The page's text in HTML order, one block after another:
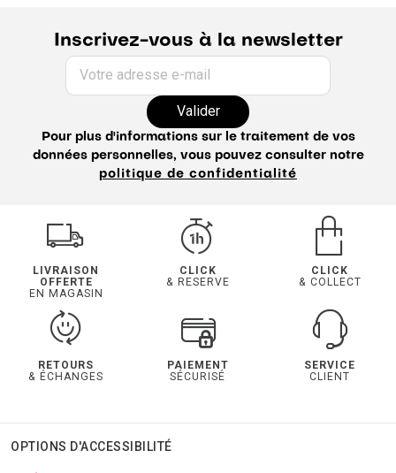
Inscrivez-vous à la newsletter
Votre adresse e-mail
Valider
Pour plus d'informations sur le traitement de vos
données personnelles, vous pouvez consulter notre
politique de confidentialité
LIVRAISON
OFFERTE
EN MAGASIN
CLICK
& RESERVE
CLICK
& COLLECT
RETOURS
& ÉCHANGES
PAIEMENT
SÉCURISÉ
SERVICE
CLIENT
OPTIONS D'ACCESSIBILITÉ